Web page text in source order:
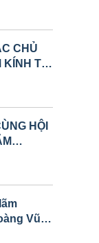
CHỦ
KÍNH TỪ
HỘI
Vũ _